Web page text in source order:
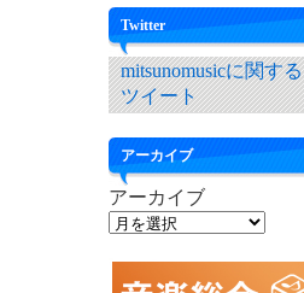
Twitter
mitsunomusicに関する
ツイート
アーカイブ
アーカイブ